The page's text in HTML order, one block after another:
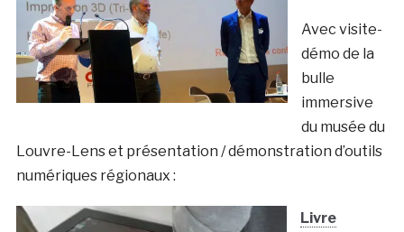
Avec visite-
démo de la
bulle
immersive
du musée du
Louvre-Lens et présentation / démonstration d’outils
numériques régionaux :
Livre